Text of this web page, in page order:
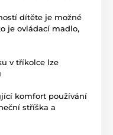
dítěte je možné
je ovládací madlo,
v tříkolce lze
komfort používání
stříška a